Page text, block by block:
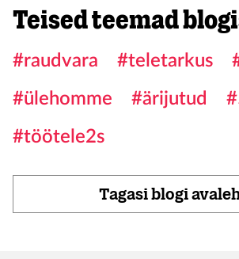
Teised teemad
#raudvara #teletarkus
#ülehomme
#ärijutud
#töötele2s
Tagasi blogi